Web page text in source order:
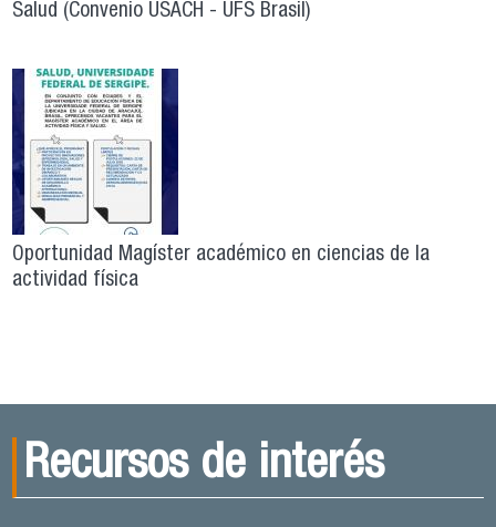
Salud (Convenio USACH - UFS Brasil)
Oportunidad Magíster académico en ciencias de la
actividad física
Recursos de interés